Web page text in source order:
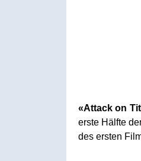
«Attack on
erste Hälfte
des ersten